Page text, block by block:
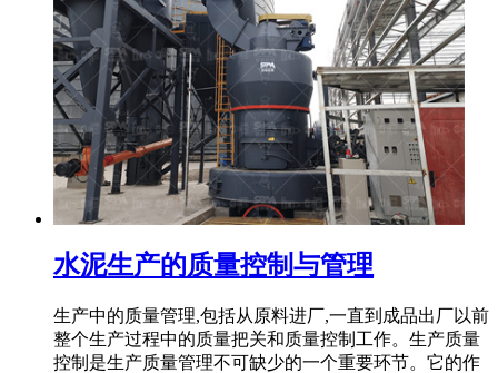
水泥生产的质量控制与管理
生产中的质量管理,包括从原料进厂,一直到成品出厂以前
整个生产过程中的质量把关和质量控制工作。生产质量
控制是生产质量管理不可缺少的一个重要环节。它的作